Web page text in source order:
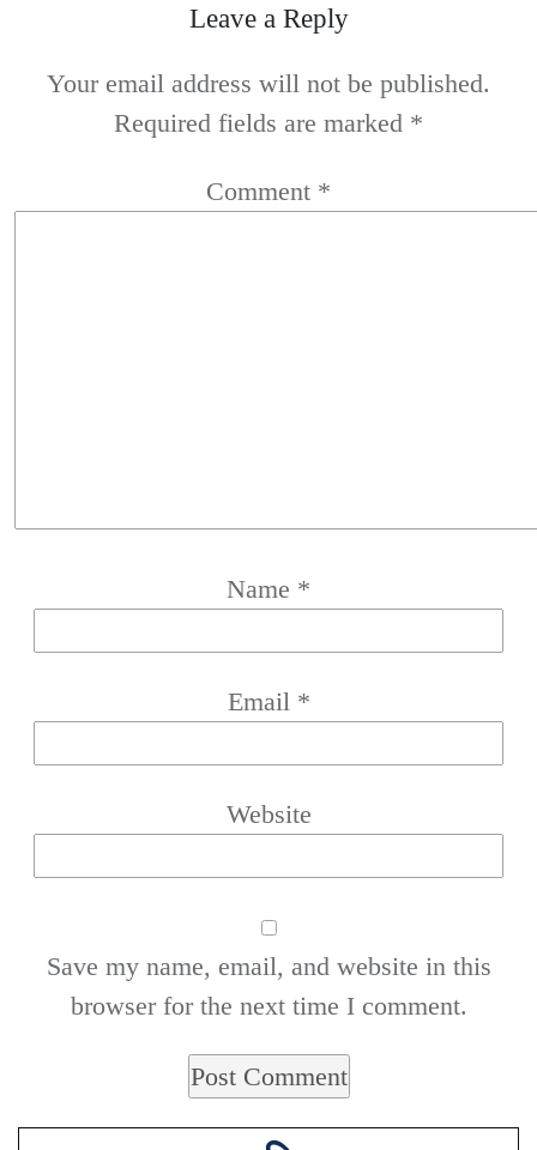
Leave a Reply
Your email address will not be published.
Required fields are marked *
Comment *
Name *
Email *
Website
Save my name, email, and website in this
browser for the next time I comment.